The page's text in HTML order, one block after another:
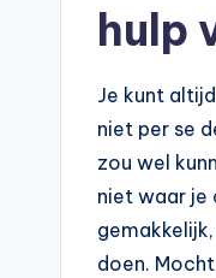
hulp
Je kunt
niet per se
zou wel
niet waar je
doen.